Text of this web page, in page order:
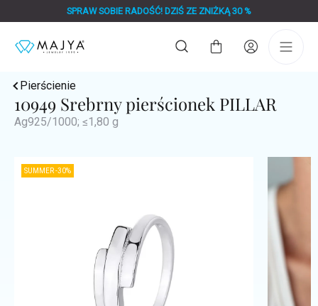
do
SPRAW SOBIE RADOŚĆ! DZIŚ ZE ZNIŻKĄ 30 %
Koszyk
Pierścienie
10949 Srebrny pierścionek PILLAR
Ag925/1000; ≤1,80 g
SUMMER -30%